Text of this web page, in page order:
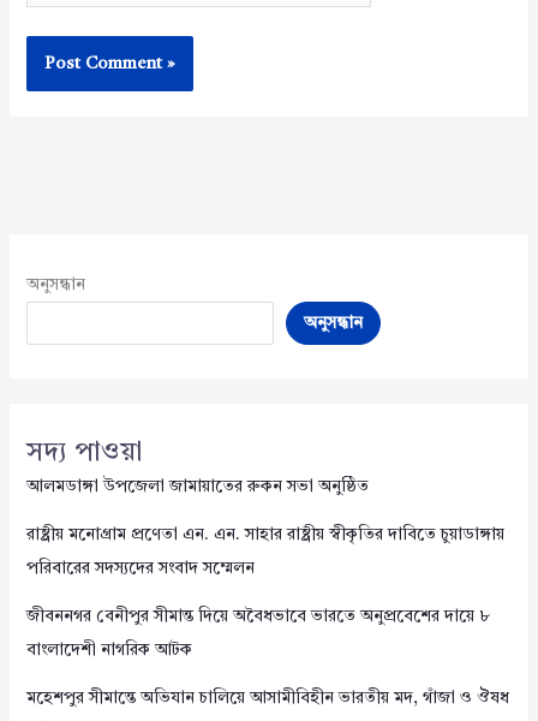
অনুসন্ধান
অনুসন্ধান
সদ্য পাওয়া
আলমডাঙ্গা উপজেলা জামায়াতের রুকন সভা অনুষ্ঠিত
রাষ্ট্রীয় মনোগ্রাম প্রণেতা এন. এন. সাহার রাষ্ট্রীয় স্বীকৃতির দাবিতে চুয়াডাঙ্গায়
পরিবারের সদস্যদের সংবাদ সম্মেলন
জীবননগর বেনীপুর সীমান্ত দিয়ে অবৈধভাবে ভারতে অনুপ্রবেশের দায়ে ৮
বাংলাদেশী নাগরিক আটক
মহেশপুর সীমান্তে অভিযান চালিয়ে আসামীবিহীন ভারতীয় মদ, গাঁজা ও ঔষধ